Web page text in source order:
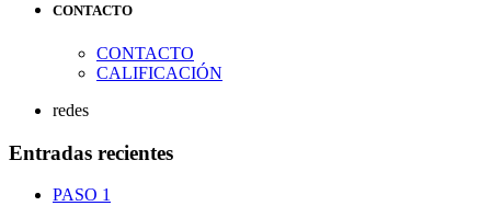
CONTACTO
CONTACTO
CALIFICACIÓN
redes
Entradas recientes
PASO 1